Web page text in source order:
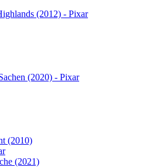
(2012) - Pixar
(2020) - Pixar
(2010)
(2021)